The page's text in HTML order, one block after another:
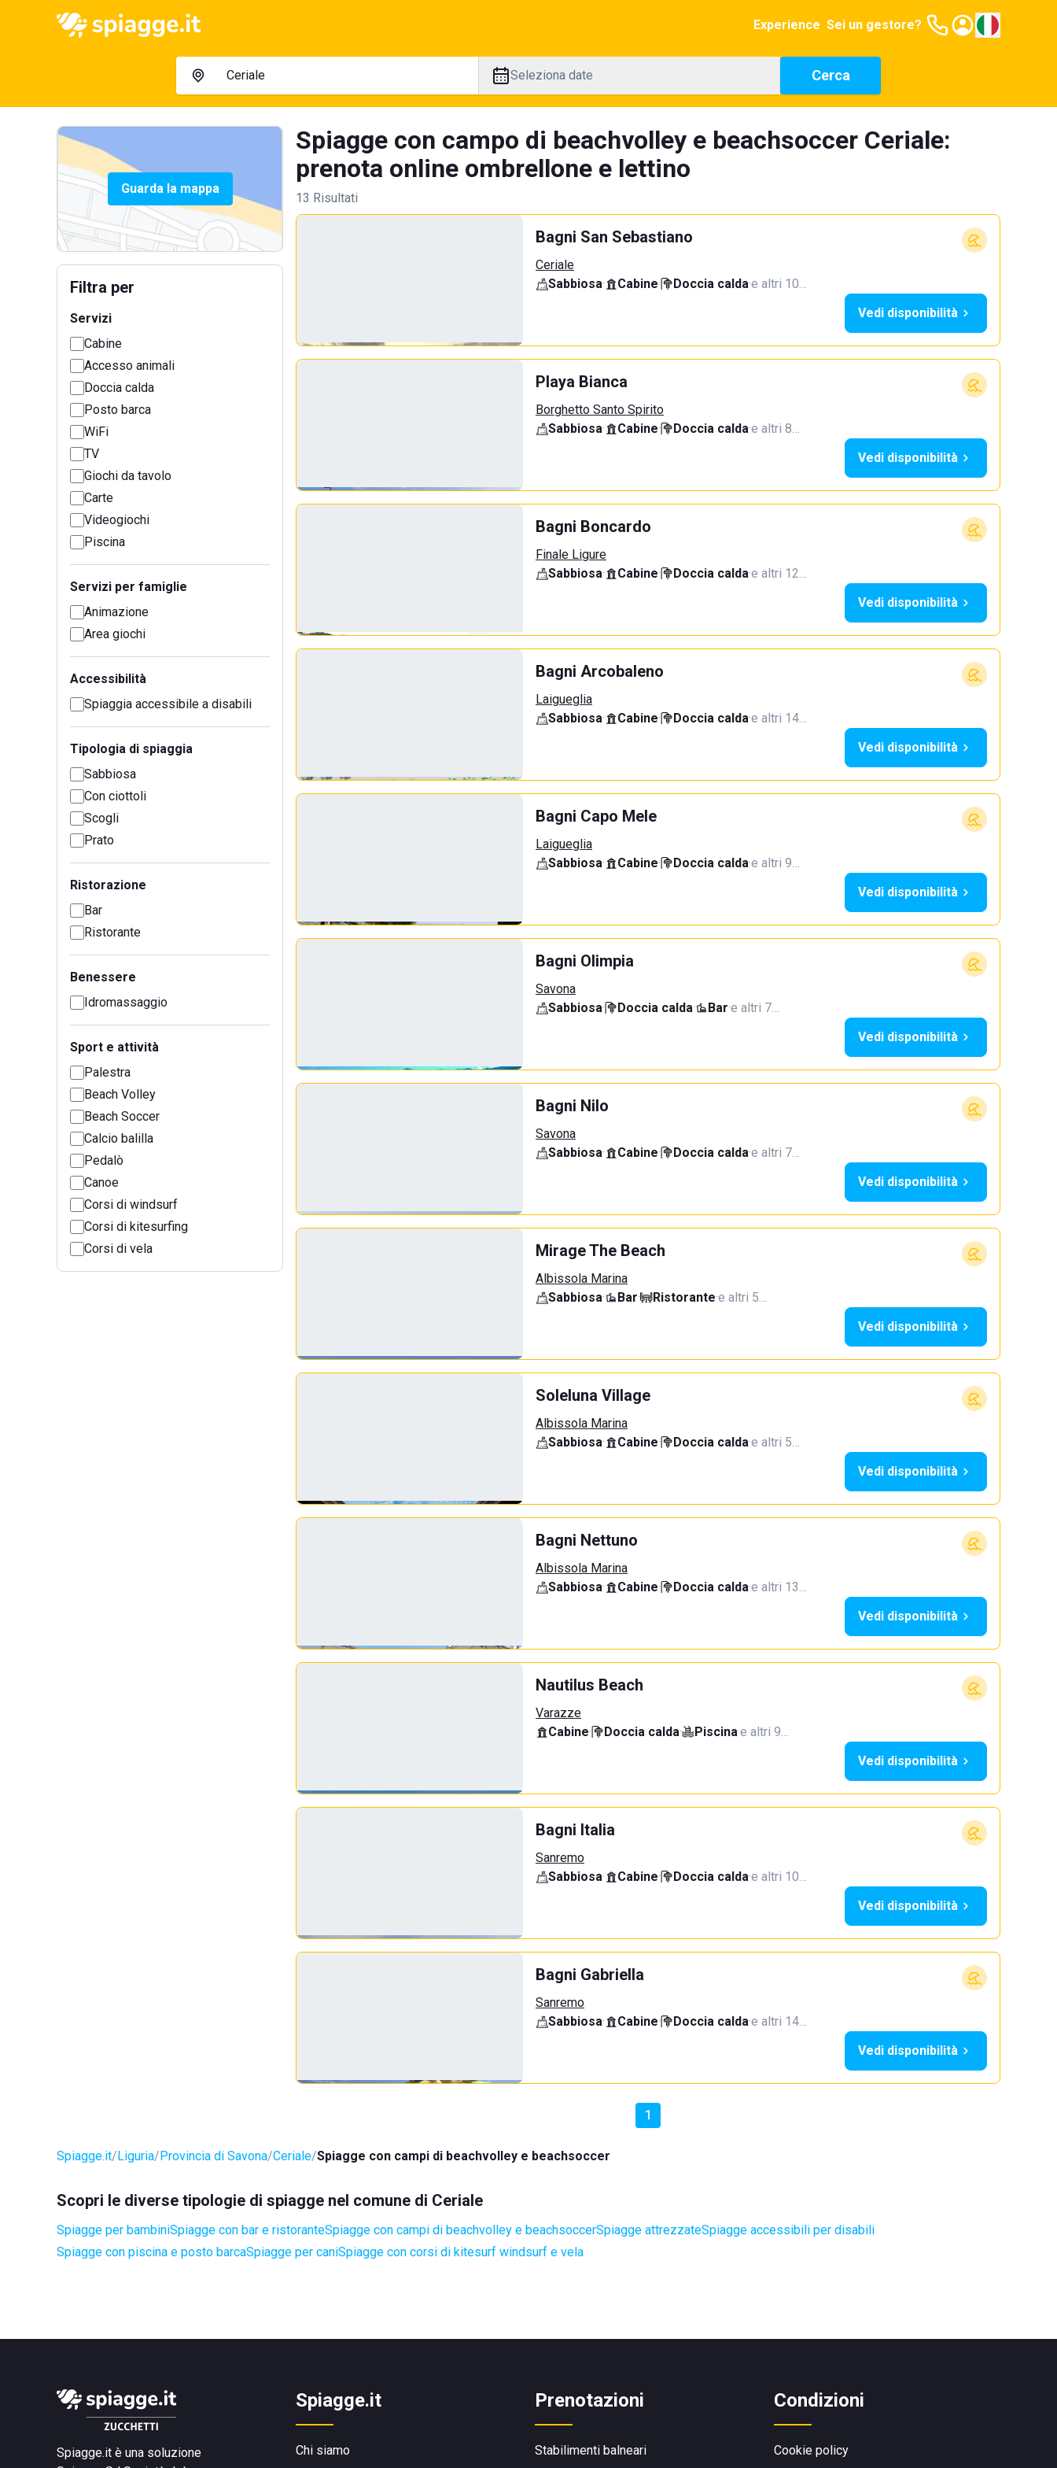
Experience Sei un gestore?
Seleziona date Cerca
Guarda la mappa
Filtra per
Servizi
Cabine
Accesso animali
Doccia calda
Posto barca
WiFi
TV
Giochi da tavolo
Carte
Videogiochi
Piscina
Servizi per famiglie
Animazione
Area giochi
Accessibilità
Spiaggia accessibile a disabili
Tipologia di spiaggia
Sabbiosa
Con ciottoli
Scogli
Prato
Ristorazione
Bar
Ristorante
Benessere
Idromassaggio
Sport e attività
Palestra
Beach Volley
Beach Soccer
Calcio balilla
Pedalò
Canoe
Corsi di windsurf
Corsi di kitesurfing
Corsi di vela
Spiagge con campo di beachvolley e beachsoccer Ceriale:
prenota online ombrellone e lettino
13 Risultati
Bagni San Sebastiano
Ceriale
Sabbiosa· Cabine· Doccia calda·e altri 10…
Vedi disponibilità
Playa Bianca
Borghetto Santo Spirito
Sabbiosa· Cabine· Doccia calda·e altri 8…
Vedi disponibilità
Bagni Boncardo
Finale Ligure
Sabbiosa· Cabine· Doccia calda·e altri 12…
Vedi disponibilità
Bagni Arcobaleno
Laigueglia
Sabbiosa· Cabine· Doccia calda·e altri 14…
Vedi disponibilità
Bagni Capo Mele
Laigueglia
Sabbiosa· Cabine· Doccia calda·e altri 9…
Vedi disponibilità
Bagni Olimpia
Savona
Sabbiosa· Doccia calda· Bar·e altri 7…
Vedi disponibilità
Bagni Nilo
Savona
Sabbiosa· Cabine· Doccia calda·e altri 7…
Vedi disponibilità
Mirage The Beach
Albissola Marina
Sabbiosa· Bar· Ristorante·e altri 5…
Vedi disponibilità
Soleluna Village
Albissola Marina
Sabbiosa· Cabine· Doccia calda·e altri 5…
Vedi disponibilità
Bagni Nettuno
Albissola Marina
Sabbiosa· Cabine· Doccia calda·e altri 13…
Vedi disponibilità
Nautilus Beach
Varazze
Cabine· Doccia calda· Piscina·e altri 9…
Vedi disponibilità
Bagni Italia
Sanremo
Sabbiosa· Cabine· Doccia calda·e altri 10…
Vedi disponibilità
Bagni Gabriella
Sanremo
Sabbiosa· Cabine· Doccia calda·e altri 14…
Vedi disponibilità
1
Spiagge.it Liguria Provincia di Savona Ceriale Spiagge con campi di beachvolley e beachsoccer
Scopri le diverse tipologie di spiagge nel comune di Ceriale
Spiagge per bambiniSpiagge con bar e ristoranteSpiagge con campi di beachvolley e beachsoccerSpiagge attrezzateSpiagge accessibili per disabili
Spiagge con piscina e posto barcaSpiagge per caniSpiagge con corsi di kitesurf windsurf e vela
Spiagge.it è una soluzione
Spiagge.it
Chi siamo
Prenotazioni
Stabilimenti balneari
Condizioni
Cookie policy